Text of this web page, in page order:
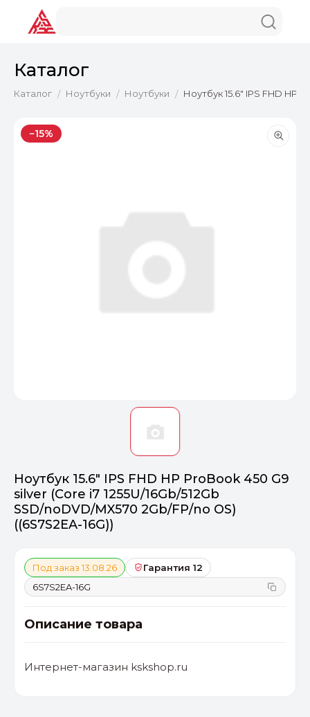
Каталог
Каталог / Ноутбуки / Ноутбуки / Ноутбук 15.6" IPS FHD HP
−15%
Ноутбук 15.6" IPS FHD HP ProBook 450 G9
silver (Core i7 1255U/16Gb/512Gb
SSD/noDVD/MX570 2Gb/FP/no OS)
((6S7S2EA-16G))
Под заказ 13.08.26
Гарантия 12
6S7S2EA-16G
Описание товара
Интернет-магазин kskshop.ru